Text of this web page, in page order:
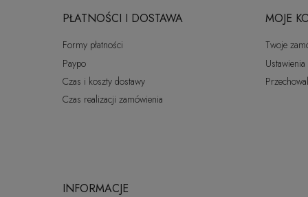
PŁATNOŚCI I DOSTAWA
Formy płatności
Paypo
Czas i koszty dostawy
Czas realizacji zamówienia
MOJE
Twoje
Ustawienia
INFORMACJE